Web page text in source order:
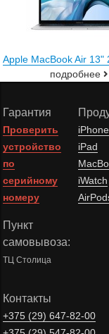
подробнее
Гарантия
Проверить
устройство
по
серийному
номеру
Пункт
самовывоза:
ТЦ Столица
iPhone
iPad
iWatch
Контакты
+375 (29)647-82-00